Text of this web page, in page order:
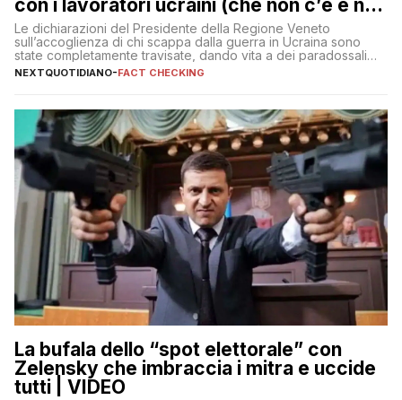
con i lavoratori ucraini (che non c’è e non
ci sarà)
Le dichiarazioni del Presidente della Regione Veneto
sull’accoglienza di chi scappa dalla guerra in Ucraina sono
state completamente travisate, dando vita a dei paradossali
falsi che girano sui social
NEXTQUOTIDIANO-FACT CHECKING
La bufala dello “spot elettorale” con
Zelensky che imbraccia i mitra e uccide
tutti | VIDEO